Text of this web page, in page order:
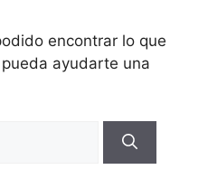
encontrar lo que
ayudarte una